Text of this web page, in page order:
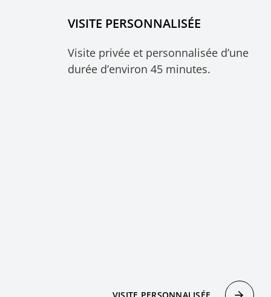
VISITE PERSONNALISÉE
Visite privée et personnalisée d’une
durée d’environ 45 minutes.